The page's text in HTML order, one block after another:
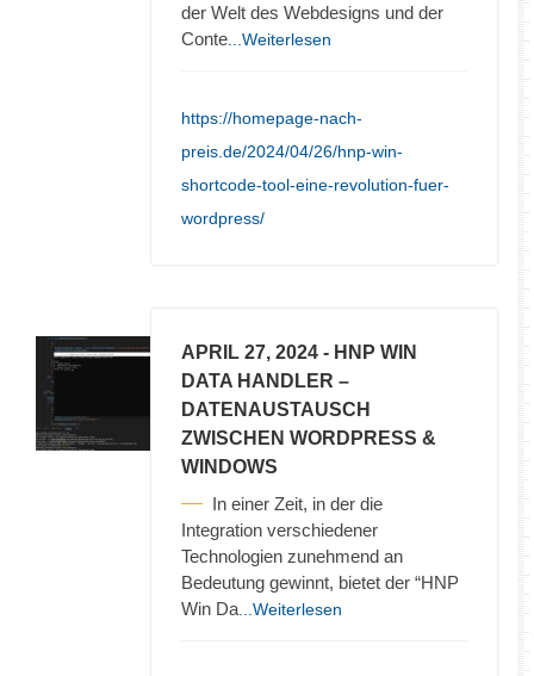
der Welt des Webdesigns und der
Conte ...Weiterlesen
https://homepage-nach-
preis.de/2024/04/26/hnp-win-
shortcode-tool-eine-revolution-fuer-
wordpress/
APRIL 27, 2024 - HNP WIN
DATA HANDLER –
DATENAUSTAUSCH
ZWISCHEN WORDPRESS &
WINDOWS
In einer Zeit, in der die
Integration verschiedener
Technologien zunehmend an
Bedeutung gewinnt, bietet der “HNP
Win Da ...Weiterlesen